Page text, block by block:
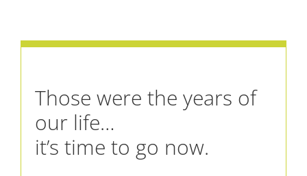
Those were the years of
our life…
it’s time to go now.